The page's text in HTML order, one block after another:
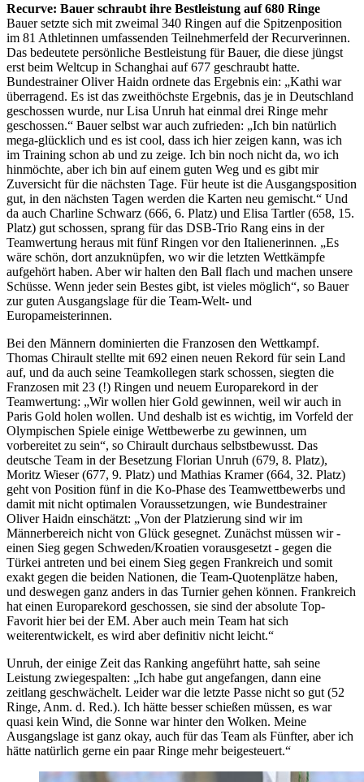
Recurve: Bauer schraubt ihre Bestleistung auf 680 Ringe
Bauer setzte sich mit zweimal 340 Ringen auf die Spitzenposition
im 81 Athletinnen umfassenden Teilnehmerfeld der Recurverinnen.
Das bedeutete persönliche Bestleistung für Bauer, die diese jüngst
erst beim Weltcup in Schanghai auf 677 geschraubt hatte.
Bundestrainer Oliver Haidn ordnete das Ergebnis ein: „Kathi war
überragend. Es ist das zweithöchste Ergebnis, das je in Deutschland
geschossen wurde, nur Lisa Unruh hat einmal drei Ringe mehr
geschossen.“ Bauer selbst war auch zufrieden: „Ich bin natürlich
mega-glücklich und es ist cool, dass ich hier zeigen kann, was ich
im Training schon ab und zu zeige. Ich bin noch nicht da, wo ich
hinmöchte, aber ich bin auf einem guten Weg und es gibt mir
Zuversicht für die nächsten Tage. Für heute ist die Ausgangsposition
gut, in den nächsten Tagen werden die Karten neu gemischt.“ Und
da auch Charline Schwarz (666, 6. Platz) und Elisa Tartler (658, 15.
Platz) gut schossen, sprang für das DSB-Trio Rang eins in der
Teamwertung heraus mit fünf Ringen vor den Italienerinnen. „Es
wäre schön, dort anzuknüpfen, wo wir die letzten Wettkämpfe
aufgehört haben. Aber wir halten den Ball flach und machen unsere
Schüsse. Wenn jeder sein Bestes gibt, ist vieles möglich“, so Bauer
zur guten Ausgangslage für die Team-Welt- und
Europameisterinnen.
Bei den Männern dominierten die Franzosen den Wettkampf.
Thomas Chirault stellte mit 692 einen neuen Rekord für sein Land
auf, und da auch seine Teamkollegen stark schossen, siegten die
Franzosen mit 23 (!) Ringen und neuem Europarekord in der
Teamwertung: „Wir wollen hier Gold gewinnen, weil wir auch in
Paris Gold holen wollen. Und deshalb ist es wichtig, im Vorfeld der
Olympischen Spiele einige Wettbewerbe zu gewinnen, um
vorbereitet zu sein“, so Chirault durchaus selbstbewusst. Das
deutsche Team in der Besetzung Florian Unruh (679, 8. Platz),
Moritz Wieser (677, 9. Platz) und Mathias Kramer (664, 32. Platz)
geht von Position fünf in die Ko-Phase des Teamwettbewerbs und
damit mit nicht optimalen Voraussetzungen, wie Bundestrainer
Oliver Haidn einschätzt: „Von der Platzierung sind wir im
Männerbereich nicht von Glück gesegnet. Zunächst müssen wir -
einen Sieg gegen Schweden/Kroatien vorausgesetzt - gegen die
Türkei antreten und bei einem Sieg gegen Frankreich und somit
exakt gegen die beiden Nationen, die Team-Quotenplätze haben,
und deswegen ganz anders in das Turnier gehen können. Frankreich
hat einen Europarekord geschossen, sie sind der absolute Top-
Favorit hier bei der EM. Aber auch mein Team hat sich
weiterentwickelt, es wird aber definitiv nicht leicht.“
Unruh, der einige Zeit das Ranking angeführt hatte, sah seine
Leistung zwiegespalten: „Ich habe gut angefangen, dann eine
zeitlang geschwächelt. Leider war die letzte Passe nicht so gut (52
Ringe, Anm. d. Red.). Ich hätte besser schießen müssen, es war
quasi kein Wind, die Sonne war hinter den Wolken. Meine
Ausgangslage ist ganz okay, auch für das Team als Fünfter, aber ich
hätte natürlich gerne ein paar Ringe mehr beigesteuert.“